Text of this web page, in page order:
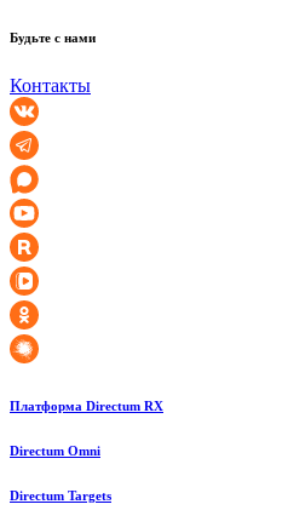
Будьте с нами
Контакты
Платформа Directum RX
Directum Omni
Directum Targets